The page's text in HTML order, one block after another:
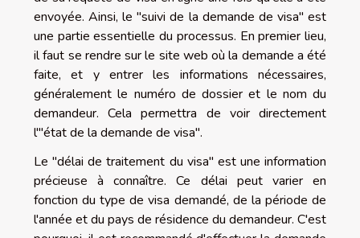
envoyée. Ainsi, le "suivi de la demande de visa" est
une partie essentielle du processus. En premier lieu,
il faut se rendre sur le site web où la demande a été
faite, et y entrer les informations nécessaires,
généralement le numéro de dossier et le nom du
demandeur. Cela permettra de voir directement
l'"état de la demande de visa".
Le "délai de traitement du visa" est une information
précieuse à connaître. Ce délai peut varier en
fonction du type de visa demandé, de la période de
l'année et du pays de résidence du demandeur. C'est